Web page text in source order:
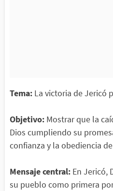
Tema: La victoria de Jericó
Objetivo: Mostrar que la
Dios cumpliendo su
confianza y la obediencia
Mensaje central: En Jericó,
su pueblo como primera